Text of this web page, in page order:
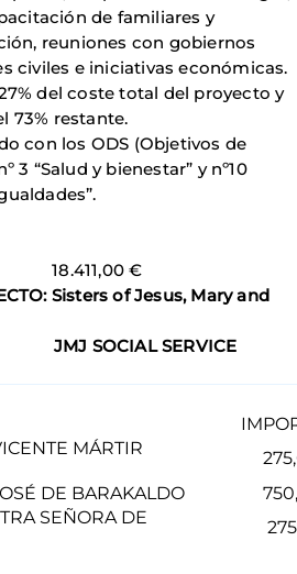
de familiares y
reuniones con gobiernos
civiles e iniciativas económicas.
del coste total del proyecto y
73% restante.
con los ODS (Objetivos de
3 “Salud y bienestar” y nº10
18.411,00 €
Sisters of Jesus, Mary and
SERVICE
MÁRTIR
DE BARAKALDO
SEÑORA DE